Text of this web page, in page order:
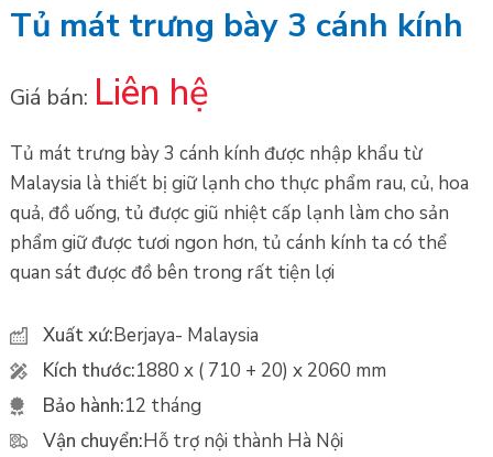
Tủ mát trưng bày 3 cánh kính
Giá bán: Liên hệ
Tủ mát trưng bày 3 cánh kính được nhập khẩu từ
Malaysia là thiết bị giữ lạnh cho thực phẩm rau, củ, hoa
quả, đồ uống, tủ được giũ nhiệt cấp lạnh làm cho sản
phẩm giữ được tươi ngon hơn, tủ cánh kính ta có thể
quan sát được đồ bên trong rất tiện lợi
Xuất xứ:Berjaya- Malaysia
Kích thước:1880 x ( 710 + 20) x 2060 mm
Bảo hành:12 tháng
Vận chuyển:Hỗ trợ nội thành Hà Nội